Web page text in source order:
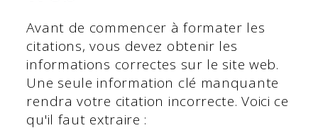
Avant de commencer à formater les
citations, vous devez obtenir les
informations correctes sur le site web.
Une seule information clé manquante
rendra votre citation incorrecte. Voici ce
qu'il faut extraire :